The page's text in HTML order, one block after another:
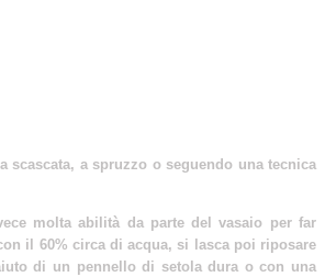
scascata, a spruzzo o seguendo una tecnica
molta abilità da parte del vasaio per far
il 60% circa di acqua, si lasca poi riposare
di un pennello di setola dura o con una